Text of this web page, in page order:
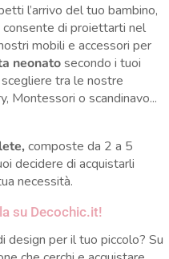
l’arrivo del tuo bambino,
consente di proiettarti nel
mobili e accessori per
neonatosecondo i tuoi
tra le nostre
Montessori o scandinavo...
composte da 2 a 5
decidere di acquistarli
necessità.
su Decochic.it!
design per il tuo piccolo? Su